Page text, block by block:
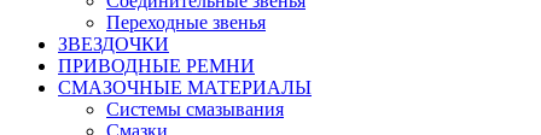
Переходные звенья
ЗВЕЗДОЧКИ
ПРИВОДНЫЕ РЕМНИ
СМАЗОЧНЫЕ МАТЕРИАЛЫ
Системы смазывания
Смазки